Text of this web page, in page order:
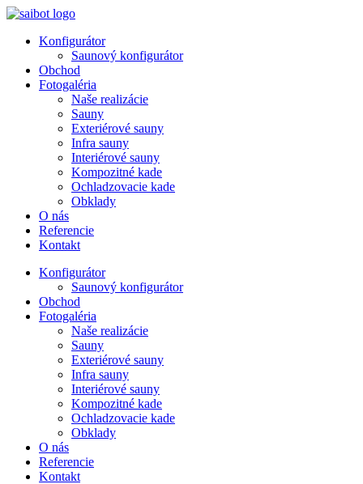
Preskočiť
obsah
Konfigurátor
Saunový konfigurátor
Obchod
Fotogaléria
Naše realizácie
Sauny
Exteriérové sauny
Infra sauny
Interiérové sauny
Kompozitné kade
Ochladzovacie kade
Obklady
O nás
Referencie
Kontakt
Konfigurátor
Saunový konfigurátor
Obchod
Fotogaléria
Naše realizácie
Sauny
Exteriérové sauny
Infra sauny
Interiérové sauny
Kompozitné kade
Ochladzovacie kade
Obklady
O nás
Referencie
Kontakt